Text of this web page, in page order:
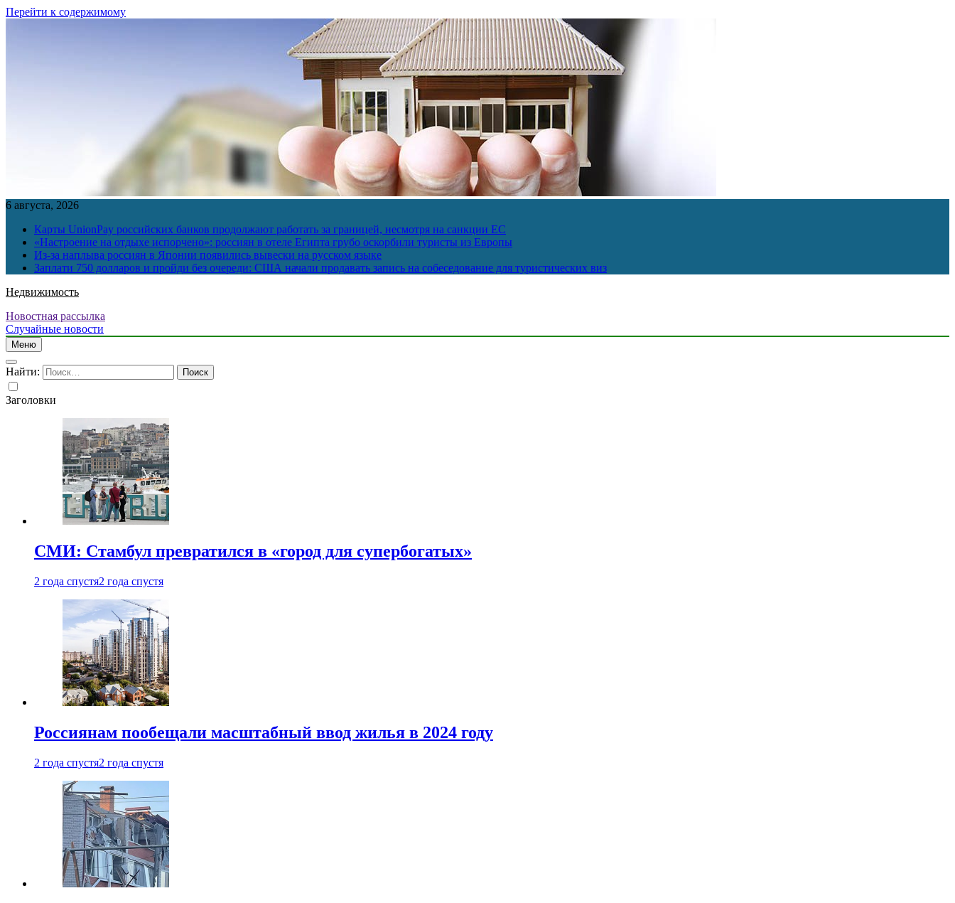
Перейти к содержимому
6 августа, 2026
Карты UnionPay российских банков продолжают работать за границей, несмотря на санкции ЕС
«Настроение на отдыхе испорчено»: россиян в отеле Египта грубо оскорбили туристы из Европы
Из-за наплыва россиян в Японии появились вывески на русском языке
Заплати 750 долларов и пройди без очереди: США начали продавать запись на собеседование для туристических виз
Недвижимость
Новостная рассылка
Случайные новости
Меню
Найти:
Заголовки
СМИ: Стамбул превратился в «город для супербогатых»
2 года спустя2 года спустя
Россиянам пообещали масштабный ввод жилья в 2024 году
2 года спустя2 года спустя